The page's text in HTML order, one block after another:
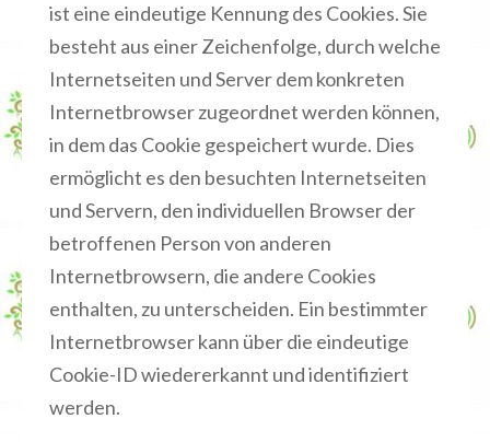
ist eine eindeutige Kennung des Cookies. Sie
besteht aus einer Zeichenfolge, durch welche
Internetseiten und Server dem konkreten
Internetbrowser zugeordnet werden können,
in dem das Cookie gespeichert wurde. Dies
ermöglicht es den besuchten Internetseiten
und Servern, den individuellen Browser der
betroffenen Person von anderen
Internetbrowsern, die andere Cookies
enthalten, zu unterscheiden. Ein bestimmter
Internetbrowser kann über die eindeutige
Cookie-ID wiedererkannt und identifiziert
werden.